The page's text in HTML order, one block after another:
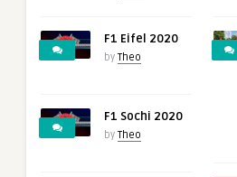
F1 Eifel 2020
by Theo
F1 Sochi 2020
by Theo